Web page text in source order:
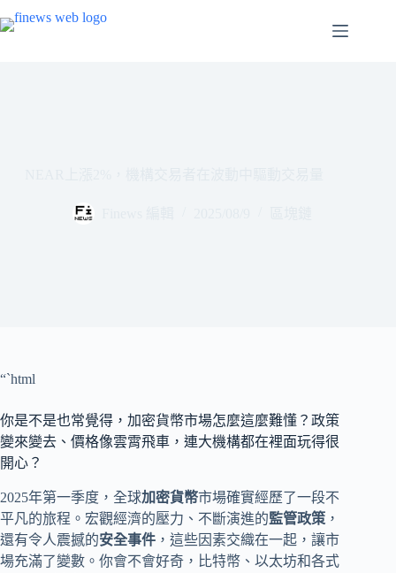
至
“`html
你是不是也常覺得，加密貨幣市場怎麼這麼難懂？政策
變來變去、價格像雲霄飛車，連大機構都在裡面玩得很
開心？
2025年第一季度，全球加密貨幣市場確實經歷了一段不
平凡的旅程。宏觀經濟的壓力、不斷演進的監管政策 ，
還有令人震撼的安全事件 ，這些因素交織在一起，讓市
場充滿了變數。你會不會好奇，比特幣、以太坊和各式